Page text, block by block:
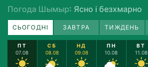
Погода Шымыр: Ясно і безхмарно
СЬОГОДНІ ЗАВТРА ТИЖДЕНЬ
ПТ
07.08
СБ
08.08
НД
09.08
ПН
10.08
ВТ
11.08